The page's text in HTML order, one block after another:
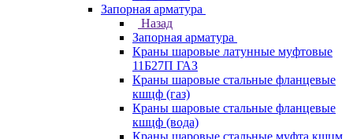
Запорная арматура
Назад
Запорная арматура
Краны шаровые латунные муфтовые
11Б27П ГАЗ
Краны шаровые стальные фланцевые
кшцф (газ)
Краны шаровые стальные фланцевые
кшцф (вода)
Краны шаровые стальные муфта кшцм